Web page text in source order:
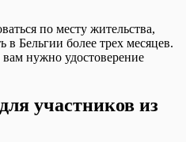
по месту жительства,
в Бельгии более трех месяцев.
нужно удостоверение
участников из